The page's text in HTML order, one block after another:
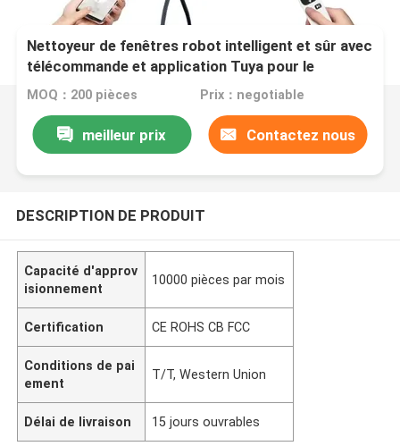
Nettoyeur de fenêtres robot intelligent et sûr avec
télécommande et application Tuya pour le
nettoyage
MOQ：200 pièces Prix：negotiable
meilleur prix Contactez nous
DESCRIPTION DE PRODUIT
Capacité d'approv
isionnement
10000 pièces par mois
Certification CE ROHS CB FCC
Conditions de pai
ement
T/T, Western Union
Délai de livraison 15 jours ouvrables